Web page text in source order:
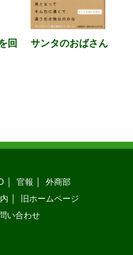
回
サンタのおばさん
官報
外商部
旧ホームページ
い合わせ